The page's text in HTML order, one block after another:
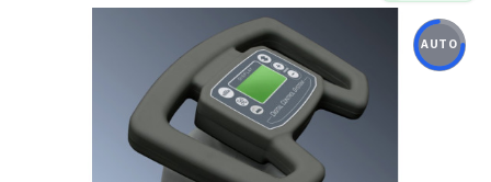
AUTO